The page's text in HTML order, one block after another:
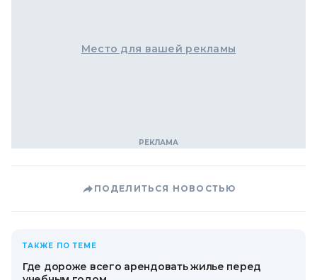
Место для вашей рекламы
ПОДЕЛИТЬСЯ НОВОСТЬЮ
ТАКЖЕ ПО ТЕМЕ
Где дороже всего арендовать жилье перед